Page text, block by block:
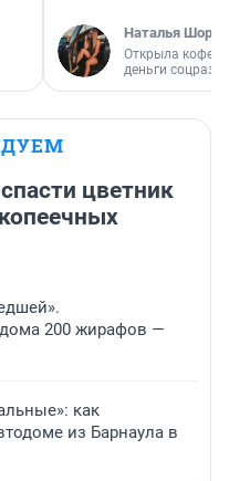
Наталья
Открыла
деньги
цветник
200 жирафов —
как
из Барнаула в